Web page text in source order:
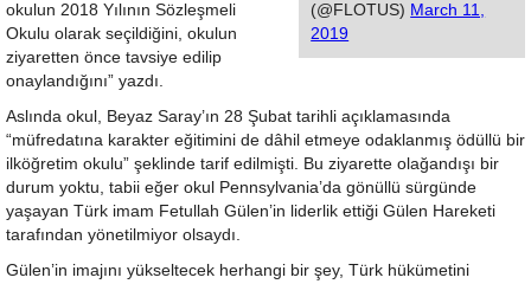
(@FLOTUS) March 11,
2019
okulun 2018 Yılının Sözleşmeli
Okulu olarak seçildiğini, okulun
ziyaretten önce tavsiye edilip
onaylandığını” yazdı.
Aslında okul, Beyaz Saray’ın 28 Şubat tarihli açıklamasında
“müfredatına karakter eğitimini de dâhil etmeye odaklanmış ödüllü bir
ilköğretim okulu” şeklinde tarif edilmişti. Bu ziyarette olağandışı bir
durum yoktu, tabii eğer okul Pennsylvania’da gönüllü sürgünde
yaşayan Türk imam Fetullah Gülen’in liderlik ettiği Gülen Hareketi
tarafından yönetilmiyor olsaydı.
Gülen’in imajını yükseltecek herhangi bir şey, Türk hükümetini